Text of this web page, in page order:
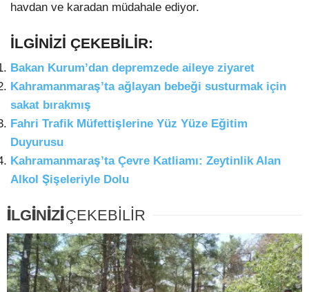
havdan ve karadan müdahale ediyor.
İLGİNİZİ ÇEKEBİLİR:
Bakan Kurum’dan depremzede aileye ziyaret
Kahramanmaraş’ta ağlayan bebeği susturmak için
sakat bırakmış
Fahri Trafik Müfettişlerine Yüz Yüze Eğitim
Duyurusu
Kahramanmaraş’ta Çevre Katliamı: Zeytinlik Alan
Alkol Şişeleriyle Dolu
İLGİNİZİ ÇEKEBİLİR